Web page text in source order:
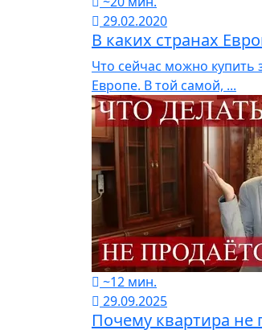
29.02.2020
В каких странах
Что сейчас можно купить
Европе. В той самой, ...
~12 мин.
29.09.2025
Почему квартира не